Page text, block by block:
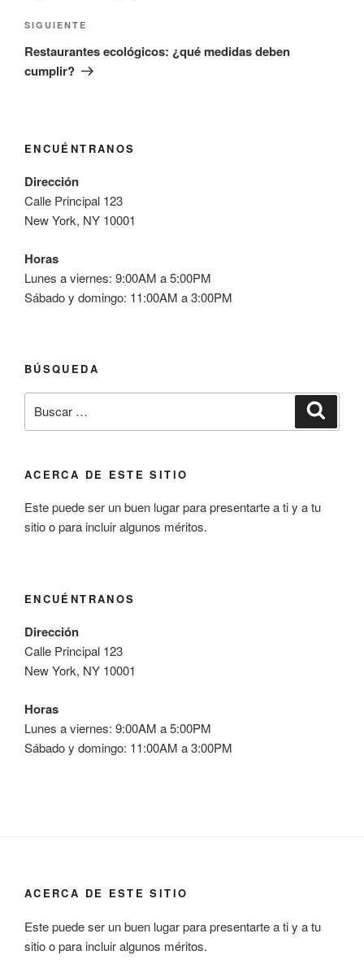
Siguiente
entrada
SIGUIENTE
Restaurantes ecológicos: ¿qué medidas deben
cumplir?
ENCUÉNTRANOS
Dirección
Calle Principal 123
New York, NY 10001
Horas
Lunes a viernes: 9:00AM a 5:00PM
Sábado y domingo: 11:00AM a 3:00PM
BÚSQUEDA
por:
ACERCA DE ESTE SITIO
Este puede ser un buen lugar para presentarte a ti y a tu
sitio o para incluir algunos méritos.
ENCUÉNTRANOS
Dirección
Calle Principal 123
New York, NY 10001
Horas
Lunes a viernes: 9:00AM a 5:00PM
Sábado y domingo: 11:00AM a 3:00PM
ACERCA DE ESTE SITIO
Este puede ser un buen lugar para presentarte a ti y a tu
sitio o para incluir algunos méritos.